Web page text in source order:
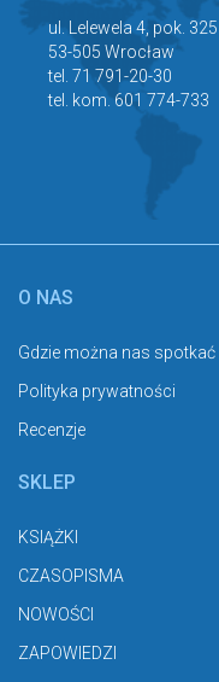
ul. Lelewela 4, pok. 325
53-505 Wrocław
tel. 71 791-20-30
tel. kom. 601 774-733
O NAS
Gdzie można nas spotkać
Polityka prywatności
Recenzje
SKLEP
KSIĄŻKI
CZASOPISMA
NOWOŚCI
ZAPOWIEDZI